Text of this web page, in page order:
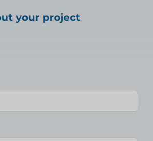
your project